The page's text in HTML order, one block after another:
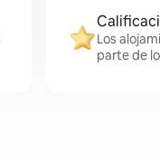
Los
parte de